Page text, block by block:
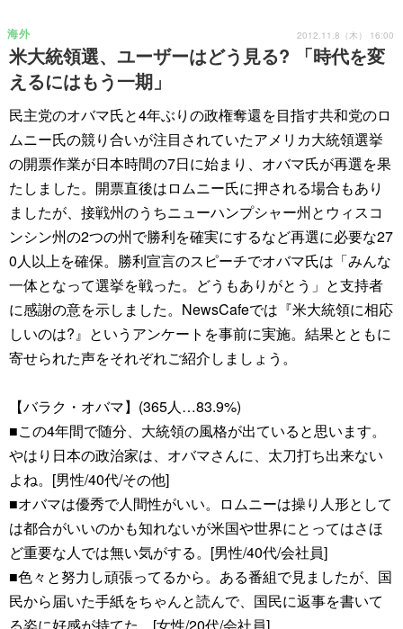
米大統領選、ユーザーはどう見る? 「時代を変
えるにはもう一期」
海外 2012.11.8（木） 16:00
民主党のオバマ氏と4年ぶりの政権奪還を目指す共和党のロ
ムニー氏の競り合いが注目されていたアメリカ大統領選挙
の開票作業が日本時間の7日に始まり、オバマ氏が再選を果
たしました。開票直後はロムニー氏に押される場合もあり
ましたが、接戦州のうちニューハンプシャー州とウィスコ
ンシン州の2つの州で勝利を確実にするなど再選に必要な27
0人以上を確保。勝利宣言のスピーチでオバマ氏は「みんな
一体となって選挙を戦った。どうもありがとう」と支持者
に感謝の意を示しました。NewsCafeでは『米大統領に相応
しいのは?』というアンケートを事前に実施。結果とともに
寄せられた声をそれぞれご紹介しましょう。
【バラク・オバマ】(365人…83.9%)
■この4年間で随分、大統領の風格が出ていると思います。
やはり日本の政治家は、オバマさんに、太刀打ち出来ない
よね。[男性/40代/その他]
■オバマは優秀で人間性がいい。ロムニーは操り人形として
は都合がいいのかも知れないが米国や世界にとってはさほ
ど重要な人では無い気がする。[男性/40代/会社員]
■色々と努力し頑張ってるから。ある番組で見ましたが、国
民から届いた手紙をちゃんと読んで、国民に返事を書いて